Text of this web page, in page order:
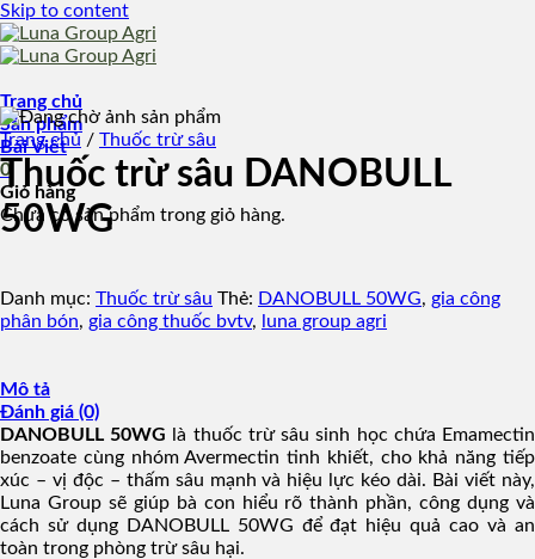
Skip to content
Trang chủ
Sản phẩm
Bài Viết
0
Giỏ hàng
Chưa có sản phẩm trong giỏ hàng.
Trang chủ / Thuốc trừ sâu
Thuốc trừ sâu DANOBULL
50WG
Danh mục: Thuốc trừ sâu Thẻ: DANOBULL 50WG, gia công
phân bón, gia công thuốc bvtv, luna group agri
Mô tả
Đánh giá (0)
DANOBULL 50WG là thuốc trừ sâu sinh học chứa Emamectin
benzoate cùng nhóm Avermectin tinh khiết, cho khả năng tiếp
xúc – vị độc – thấm sâu mạnh và hiệu lực kéo dài. Bài viết này,
Luna Group sẽ giúp bà con hiểu rõ thành phần, công dụng và
cách sử dụng DANOBULL 50WG để đạt hiệu quả cao và an
toàn trong phòng trừ sâu hại.